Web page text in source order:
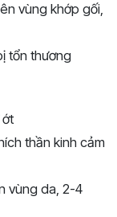
vùng khớp gối,
tổn thương
ớt
thần kinh cảm
vùng da, 2-4